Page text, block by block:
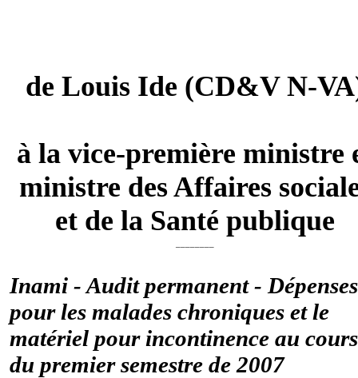
deLouis Ide (CD&V N-
à la vice-première ministre
ministre des Affaires
et de la Santé publique
Inami - Audit permanent - Dépenses
pour les malades chroniques et le
matériel pour incontinence au cours
du premier semestre de 2007